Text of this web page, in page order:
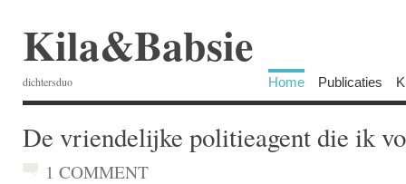
Kila&Babsie
dichtersduo Home Publicaties
De vriendelijke politieagent die ik
1 COMMENT